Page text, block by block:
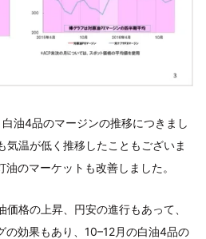
油4品のマージンの推移につきまし
気温が低く推移したこともございま
のマーケットも改善しました。
格の上昇、円安の進行もあって、
の効果もあり、10–12月の白油4品の